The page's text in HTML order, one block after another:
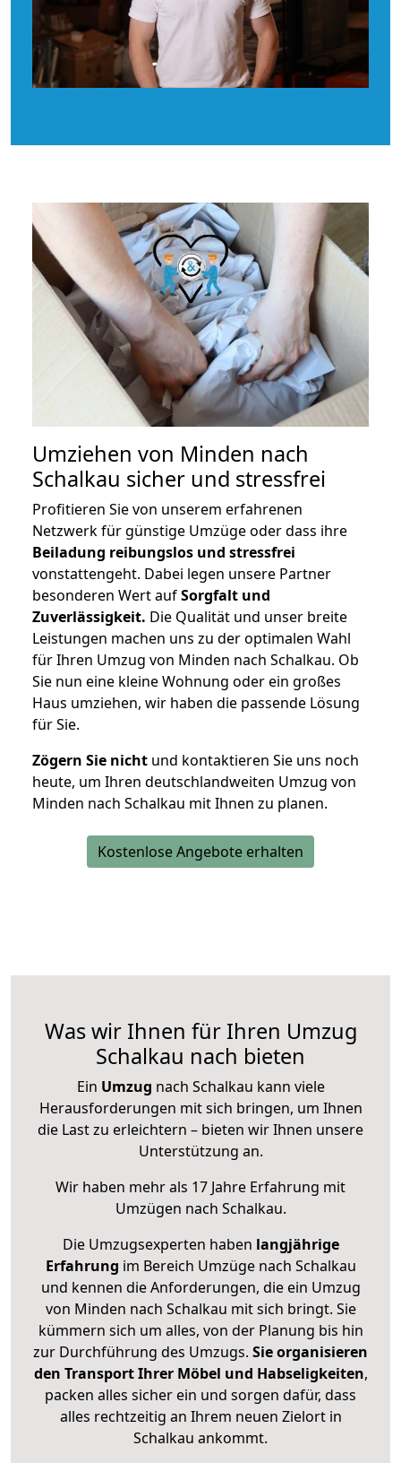
Umziehen von Minden nach
Schalkau sicher und stressfrei
Profitieren Sie von unserem erfahrenen
Netzwerk für günstige Umzüge oder dass ihre
Beiladung reibungslos und stressfrei
vonstattengeht. Dabei legen unsere Partner
besonderen Wert aufSorgfalt und
Zuverlässigkeit. Die Qualität und unser breite
Leistungen machen uns zu der optimalen Wahl
für Ihren Umzug von Minden nach Schalkau. Ob
Sie nun eine kleine Wohnung oder ein großes
Haus umziehen, wir haben die passende Lösung
für Sie.
Zögern Sie nicht und kontaktieren Sie uns noch
heute, um Ihren deutschlandweiten Umzug von
Minden nach Schalkau mit Ihnen zu planen.
Kostenlose Angebote erhalten
Was wir Ihnen für Ihren Umzug
Schalkau nach bieten
Ein Umzug nach Schalkau kann viele
Herausforderungen mit sich bringen, um Ihnen
die Last zu erleichtern – bieten wir Ihnen unsere
Unterstützung an.
Wir haben mehr als 17 Jahre Erfahrung mit
Umzügen nach Schalkau.
Die Umzugsexperten haben langjährige
Erfahrung im Bereich Umzüge nach Schalkau
und kennen die Anforderungen, die ein Umzug
von Minden nach Schalkau mit sich bringt. Sie
kümmern sich um alles, von der Planung bis hin
zur Durchführung des Umzugs. Sie organisieren
den Transport Ihrer Möbel und Habseligkeiten,
packen alles sicher ein und sorgen dafür, dass
alles rechtzeitig an Ihrem neuen Zielort in
Schalkau ankommt.